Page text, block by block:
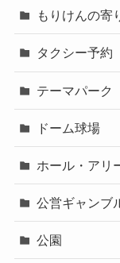
もりけんの寄
タクシー予約
テーマパーク
ドーム球場
ホール・アリ
公営ギャンブ
公園